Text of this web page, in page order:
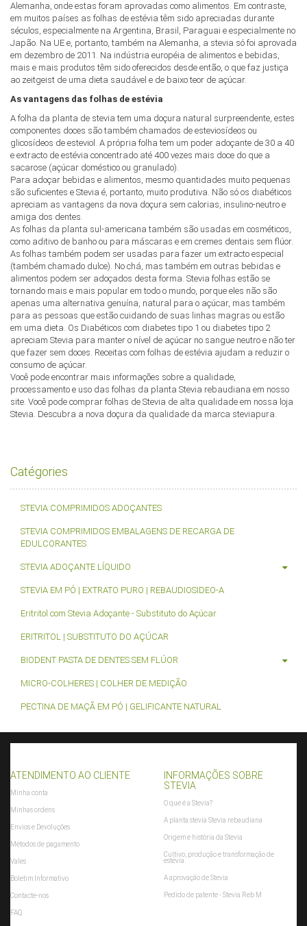
Alemanha, onde estas foram aprovadas como alimentos. Em contraste,
em muitos países as folhas de estévia têm sido apreciadas durante
séculos, especialmente na Argentina, Brasil, Paraguai e especialmente no
Japão. Na UE e, portanto, também na Alemanha, a stevia só foi aprovada
em dezembro de 2011. Na indústria européia de alimentos e bebidas,
mais e mais produtos têm sido oferecidos desde então, o que faz justiça
ao zeitgeist de uma dieta saudável e de baixo teor de açúcar.
As vantagens das folhas de estévia
A folha da planta de stevia tem uma doçura natural surpreendente, estes
componentes doces são também chamados de esteviosídeos ou
glicosídeos de esteviol. A própria folha tem um poder adoçante de 30 a 40
e extracto de estévia concentrado até 400 vezes mais doce do que a
sacarose (açúcar doméstico ou granulado).
Para adoçar bebidas e alimentos, mesmo quantidades muito pequenas
são suficientes e Stevia é, portanto, muito produtiva. Não só os diabéticos
apreciam as vantagens da nova doçura sem calorias, insulino-neutro e
amiga dos dentes.
As folhas da planta sul-americana também são usadas em cosméticos,
como aditivo de banho ou para máscaras e em cremes dentais sem flúor.
As folhas também podem ser usadas para fazer um extracto especial
(também chamado dulce). No chá, mas também em outras bebidas e
alimentos podem ser adoçados desta forma. Stevia folhas estão se
tornando mais e mais popular em todo o mundo, porque eles não são
apenas uma alternativa genuína, natural para o açúcar, mas também
para as pessoas que estão cuidando de suas linhas magras ou estão
em uma dieta. Os Diabéticos com diabetes tipo 1 ou diabetes tipo 2
apreciam Stevia para manter o nível de açúcar no sangue neutro e não ter
que fazer sem doces. Receitas com folhas de estévia ajudam a reduzir o
consumo de açúcar.
Você pode encontrar mais informações sobre a qualidade,
processamento e uso das folhas da planta Stevia rebaudiana em nosso
site. Você pode comprar folhas de Stevia de alta qualidade em nossa loja
Stevia. Descubra a nova doçura da qualidade da marca steviapura.
Catégories
STEVIA COMPRIMIDOS ADOÇANTES
STEVIA COMPRIMIDOS EMBALAGENS DE RECARGA DE
EDULCORANTES
STEVIA ADOÇANTE LÍQUIDO
STEVIA EM PÓ | EXTRATO PURO | REBAUDIOSIDEO-A
Eritritol com Stevia Adoçante - Substituto do Açúcar
ERITRITOL | SUBSTITUTO DO AÇÚCAR
BIODENT PASTA DE DENTES SEM FLÚOR
MICRO-COLHERES | COLHER DE MEDIÇÃO
PECTINA DE MAÇÃ EM PÓ | GELIFICANTE NATURAL
ATENDIMENTO AO CLIENTE
Minha conta
Minhas ordens
Envios e Devoluções
Métodos de pagamento
Vales
Boletim Informativo
Contacte-nos
FAQ
INFORMAÇÕES SOBRE
STEVIA
O que é a Stevia?
A planta stevia Stevia rebaudiana
Origem e história da Stevia
Cultivo, produção e transformação de
estévia
A aprovação de Stevia
Pedido de patente - Stevia Reb M